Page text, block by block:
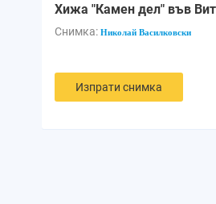
Хижа "Камен дел" във
Снимка: Николай Василковски
Изпрати снимка